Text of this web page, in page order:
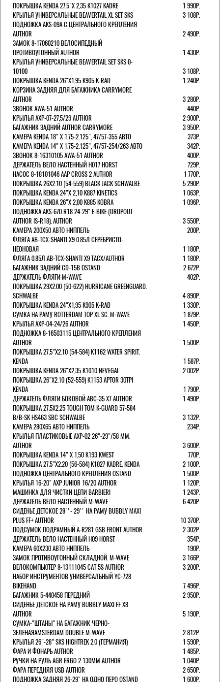
ПОКРЫШКА KENDA 27,5"Х 2,35 K1027 KADRE
1 990Р.
КРЫЛЬЯ УНИВЕРСАЛЬНЫЕ BEAVERTAIL XL SET SKS
3 108Р.
ПОДНОЖКА AKS-09A C ЦЕНТРАЛЬНОГО КРЕПЛЕНИЯ
AUTHOR
2 490Р.
ЗАМОК 8-17060210 ВЕЛОСИПЕДНЫЙ
ПРОТИВОУГОННЫЙ AUTHOR
1 430Р.
КРЫЛЬЯ УНИВЕРСАЛЬНЫЕ BEAVERTAIL SET SKS 0-
10100
3 108Р.
ПОКРЫШКА KENDA 26"Х1,95 K905 K-RAD
1 240Р.
КОРЗИНА ЗАДНЯЯ ДЛЯ БАГАЖНИКА CARRYMORE
AUTHOR
3 280Р.
ЗВОНОК AWA-51 AUTHOR
440Р.
КРЫЛЬЯ AXP-07-27,5/29 AUTHOR
2 900Р.
БАГАЖНИК ЗАДНИЙ AUTHOR CARRYMORE
3 950Р.
КАМЕРА KENDA 18" Х 1.75-2.125", 47/57-355 АВТО
373Р.
КАМЕРА KENDA 14" Х 1.75-2.125", 47/57-254/263 АВТО
342Р.
ЗВОНОК 8-16310105 AWA-51 AUTHOR
400Р.
ДЕРЖАТЕЛЬ ВЕЛО НАСТЕННЫЙ H017 HORST
729Р.
НАСОС 8-18101046 AAP CROSS 2 AUTHOR
1 770Р.
ПОКРЫШКА 26X2.10 (54-559) BLACK JACK SCHWALBE
5 290Р.
ПОКРЫШКА KENDA 24"Х 2,10 K887 KINETICS
1 063Р.
ПОКРЫШКА KENDA 26"Х 2,00 K885 KOBRA
1 096Р.
ПОДНОЖКА AKS-670 R18 24-29" E-BIKE (DROPOUT
AUTHOR IS-R18). AUTHOR
3 550Р.
КАМЕРА 200Х50 АВТО НИППЕЛЬ
200Р.
ФЛЯГА AB-TCX-SHANTI X9 0.85Л СЕРЕБРИСТО-
НЕОНОВАЯ
1 180Р.
ФЛЯГА 0.85Л AB-TCX-SHANTI X9 TACX/AUTHOR
1 180Р.
БАГАЖНИК ЗАДНИЙ CD-15B OSTAND
2 672Р.
ДЕРЖАТЕЛЬ ФЛЯГИ M-WAVE
402Р.
ПОКРЫШКА 29X2.00 (50-622) HURRICANE GREENGUARD.
SCHWALBE
4 890Р.
ПОКРЫШКА KENDA 24"Х1,95 K905 K-RAD
1 330Р.
СУМКА НА РАМУ ROTTERDAM TOP XL SC. M-WAVE
1 879Р.
КРЫЛЬЯ AXP-04-24/26 AUTHOR
1 450Р.
ПОДНОЖКА 8-16503115 ЦЕНТРАЛЬНОГО КРЕПЛЕНИЯ
AUTHOR
1 500Р.
ПОКРЫШКА 27.5"Х2.10 (54-584) K1162 WATER SPIRIT.
KENDA
1 587Р.
ПОКРЫШКА KENDA 26"Х2,35 K1010 NEVEGAL
2 002Р.
ПОКРЫШКА 26"Х2.10 (52-559) K1153 APTOR 30TPI
KENDA
1 790Р.
ДЕРЖАТЕЛЬ ФЛЯГИ БОКОВОЙ ABC-35 X7 AUTHOR
1 490Р.
ПОКРЫШКА 27.5X2.25 TOUGH TOM K-GUARD 57-584
B/B-SK HS463 SBC SCHWALBE
3 132Р.
КАМЕРА 280Х65 АВТО НИППЕЛЬ
234Р.
КРЫЛЬЯ ПЛАСТИКОВЫЕ AXP-02 26"-29"/58 ММ.
AUTHOR
3 600Р.
ПОКРЫШКА KENDA 14" Х 1,50 K193 KWEST
770Р.
ПОКРЫШКА 27.5"Х2.20 (56-584) K1027 KADRE. KENDA
2 100Р.
ПОДНОЖКА ЦЕНТРАЛЬНОГО КРЕПЛЕНИЯ OSTAND
1 500Р.
КРЫЛЬЯ 16-20" AXP JUNIOR 16/20 AUTHOR
1 120Р.
МАШИНКА ДЛЯ ЧИСТКИ ЦЕПИ BARBIERI
1 243Р.
ДЕРЖАТЕЛЬ ВЕЛО НАСТЕННЫЙ M-WAVE
6 420Р.
СИДЕНЬЕ ДЕТСКОЕ 28''- 29'' НА РАМУ BUBBLY MAXI
PLUS FF+ AUTHOR
10 370Р.
ПОДСУМОК ПОДРАМНЫЙ A-R281 GSB FRONT AUTHOR
2 302Р.
ДЕРЖАТЕЛЬ ВЕЛО НАСТЕННЫЙ H09 HORST
354Р.
КАМЕРА 60X230 АВТО НИППЕЛЬ
190Р.
ЗАМОК ПРОТИВОУГОННЫЙ СКЛАДНОЙ. M-WAVE
3 166Р.
ВЕЛОКОМПЬЮТЕР 8-13111045 CAT 5S AUTHOR
3 200Р.
НАБОР ИНСТРУМЕНТОВ УНИВЕРСАЛЬНЫЙ YC-728
BIKEHAND
7 496Р.
БАГАЖНИК 5-440458 ПЕРЕДНИЙ
2 950Р.
СИДЕНЬЕ ДЕТСКОЕ НА РАМУ BUBBLY MAXI FF X8
AUTHOR
5 190Р.
СУМКА-"ШТАНЫ" НА БАГАЖНИК ЧЕРНО-
ЗЕЛЕНАЯAMSTERDAM DOUBLE M-WAVE
2 812Р.
КРЫЛЬЯ 26"-28" SKS HIGHTREK 2.0 (ГЕРМАНИЯ)
1 590Р.
ФАРА И ФОНАРЬ AUTHOR
1 485Р.
РУЧКИ НА РУЛЬ AGR ERGO 2 130ММ AUTHOR
1 040Р.
ФАРА ПЕРЕДНЯЯ USB AUTHOR
2 650Р.
ПОДНОЖКА ЗАДНЯЯ 26-29" НА ОДНО ПЕРО OSTAND
1 600Р.